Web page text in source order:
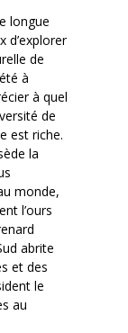
longue
d’explorer
de
à
à quel
de
est riche.
la
monde,
l’ours
abrite
et des
le
au